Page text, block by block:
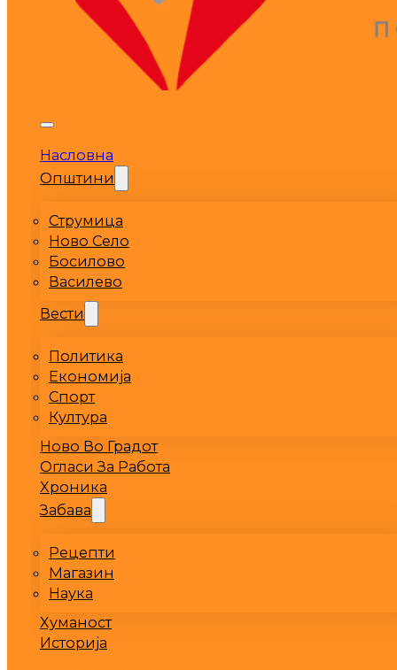
Насловна
Општини
Струмица
Ново Село
Босилово
Василево
Вести
Политика
Економија
Спорт
Култура
Ново Во Градот
Огласи За Работа
Хроника
Забава
Рецепти
Магазин
Наука
Хуманост
Историја